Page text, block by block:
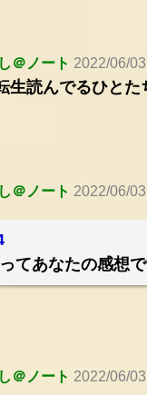
＠ノート 2022/06/
生読んでるひとた
＠ノート 2022/06/
てあなたの感想
＠ノート 2022/06/